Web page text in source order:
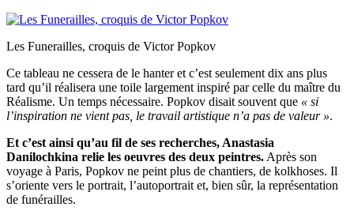
Les Funerailles, croquis de Victor Popkov
Ce tableau ne cessera de le hanter et c’est seulement dix ans plus
tard qu’il réalisera une toile largement inspiré par celle du maître du
Réalisme. Un temps nécessaire. Popkov disait souvent que « si
l’inspiration ne vient pas, le travail artistique n’a pas de valeur ».
Et c’est ainsi qu’au fil de ses recherches, Anastasia
Danilochkina relie les oeuvres des deux peintres. Après son
voyage à Paris, Popkov ne peint plus de chantiers, de kolkhoses. Il
s’oriente vers le portrait, l’autoportrait et, bien sûr, la représentation
de funérailles.